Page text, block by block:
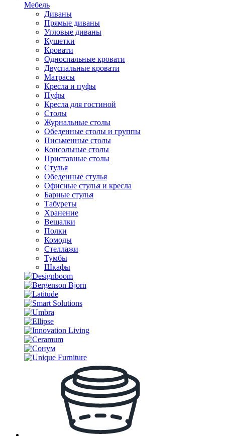
Мебель
Диваны
Прямые диваны
Угловые диваны
Кушетки
Кровати
Односпальные кровати
Двуспальные кровати
Матрасы
Кресла и пуфы
Пуфы
Кресла для гостиной
Столы
Журнальные столы
Обеденные столы и группы
Письменные столы
Консольные столы
Приставные столы
Стулья
Обеденные стулья
Офисные стулья и кресла
Барные стулья
Табуреты
Хранение
Вешалки
Полки
Комоды
Стеллажи
Тумбы
Шкафы